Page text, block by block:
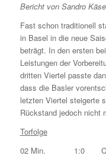
Bericht von Sandro
Fast schon traditionell
in Basel in die neue
beträgt. In den ersten
Leistungen der
dritten Viertel passte
dass die Basler
letzten Viertel steigerte
Rückstand jedoch nicht
Torfolge
02 Min. 1:0